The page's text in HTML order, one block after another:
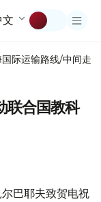
文
际运输路线/中间走廊
联合国教科
巴耶夫致贺电祝